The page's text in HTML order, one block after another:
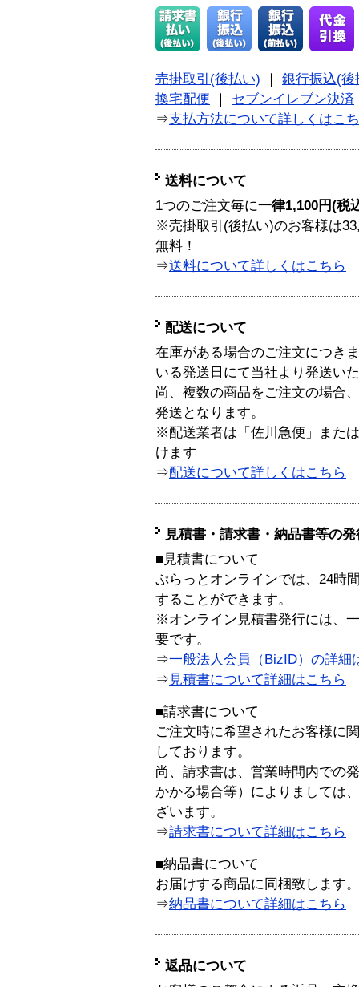
売掛取引(後払い)
銀行振込(後
換宅配便
セブンイレブン決済
⇒支払方法について詳しくはこ
送料について
1つのご注文毎に一律1,100円(税
※売掛取引(後払い)のお客様は
無料！
⇒送料について詳しくはこちら
配送について
在庫がある場合のご注文につき
いる発送日にて当社より発送い
尚、複数の商品をご注文の場合
発送となります。
※配送業者は「佐川急便」また
けます
⇒配送について詳しくはこちら
見積書・請求書・納品書等の
■見積書について
ぷらっとオンラインでは、24時
することができます。
※オンライン見積書発行には、
要です。
⇒一般法人会員（BizID）の詳細
⇒ 見積書について詳細はこちら
■請求書について
ご注文時に希望されたお客様に
しております。
尚、請求書は、営業時間内での
かかる場合等）によりましては
ざいます。
⇒請求書について詳細はこちら
■納品書について
お届けする商品に同梱致します。
⇒納品書について詳細はこちら
返品について